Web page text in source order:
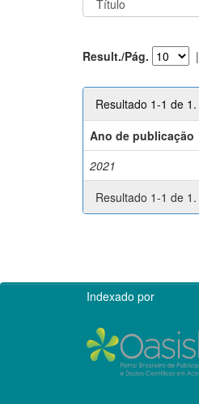
Result./Pág. |
Resultado 1-1 de 1.
Ano de publicação
2021
Resultado 1-1 de 1.
Indexado por